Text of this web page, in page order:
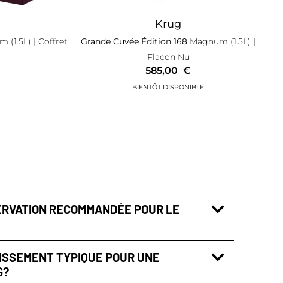
(1.5L) | Coffret
Krug
Grande Cuvée Édition 168 Magnum (1.5L) |
Flacon Nu
585,00 €
RECOMMANDÉE POUR LE
TYPIQUE POUR UNE